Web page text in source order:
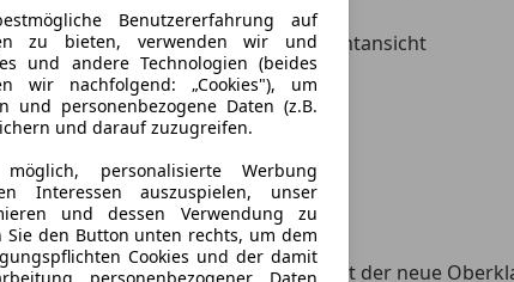
Benutzererfahrung auf
zu bieten, verwenden wir und
und andere Technologien (beides
wir nachfolgend: „Cookies"), um
und personenbezogene Daten (z.B.
und darauf zuzugreifen.
personalisierte Werbung
Interessen auszuspielen, unser
und dessen Verwendung zu
Sie den Button unten rechts, um dem
Cookies und der damit
im direkten Vergleich wirkt der neue